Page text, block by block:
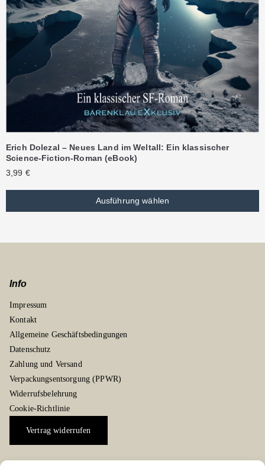
Erich Dolezal – Neues Land im Weltall: Ein klassischer
Science-Fiction-Roman (eBook)
3,99 €
Ausführung wählen
Info
Impressum
Kontakt
Allgemeine Geschäftsbedingungen
Datenschutz
Zahlung und Versand
Verpackungsentsorgung (PPWR)
Widerrufsbelehrung
Cookie-Richtlinie
Vertrag widerrufen